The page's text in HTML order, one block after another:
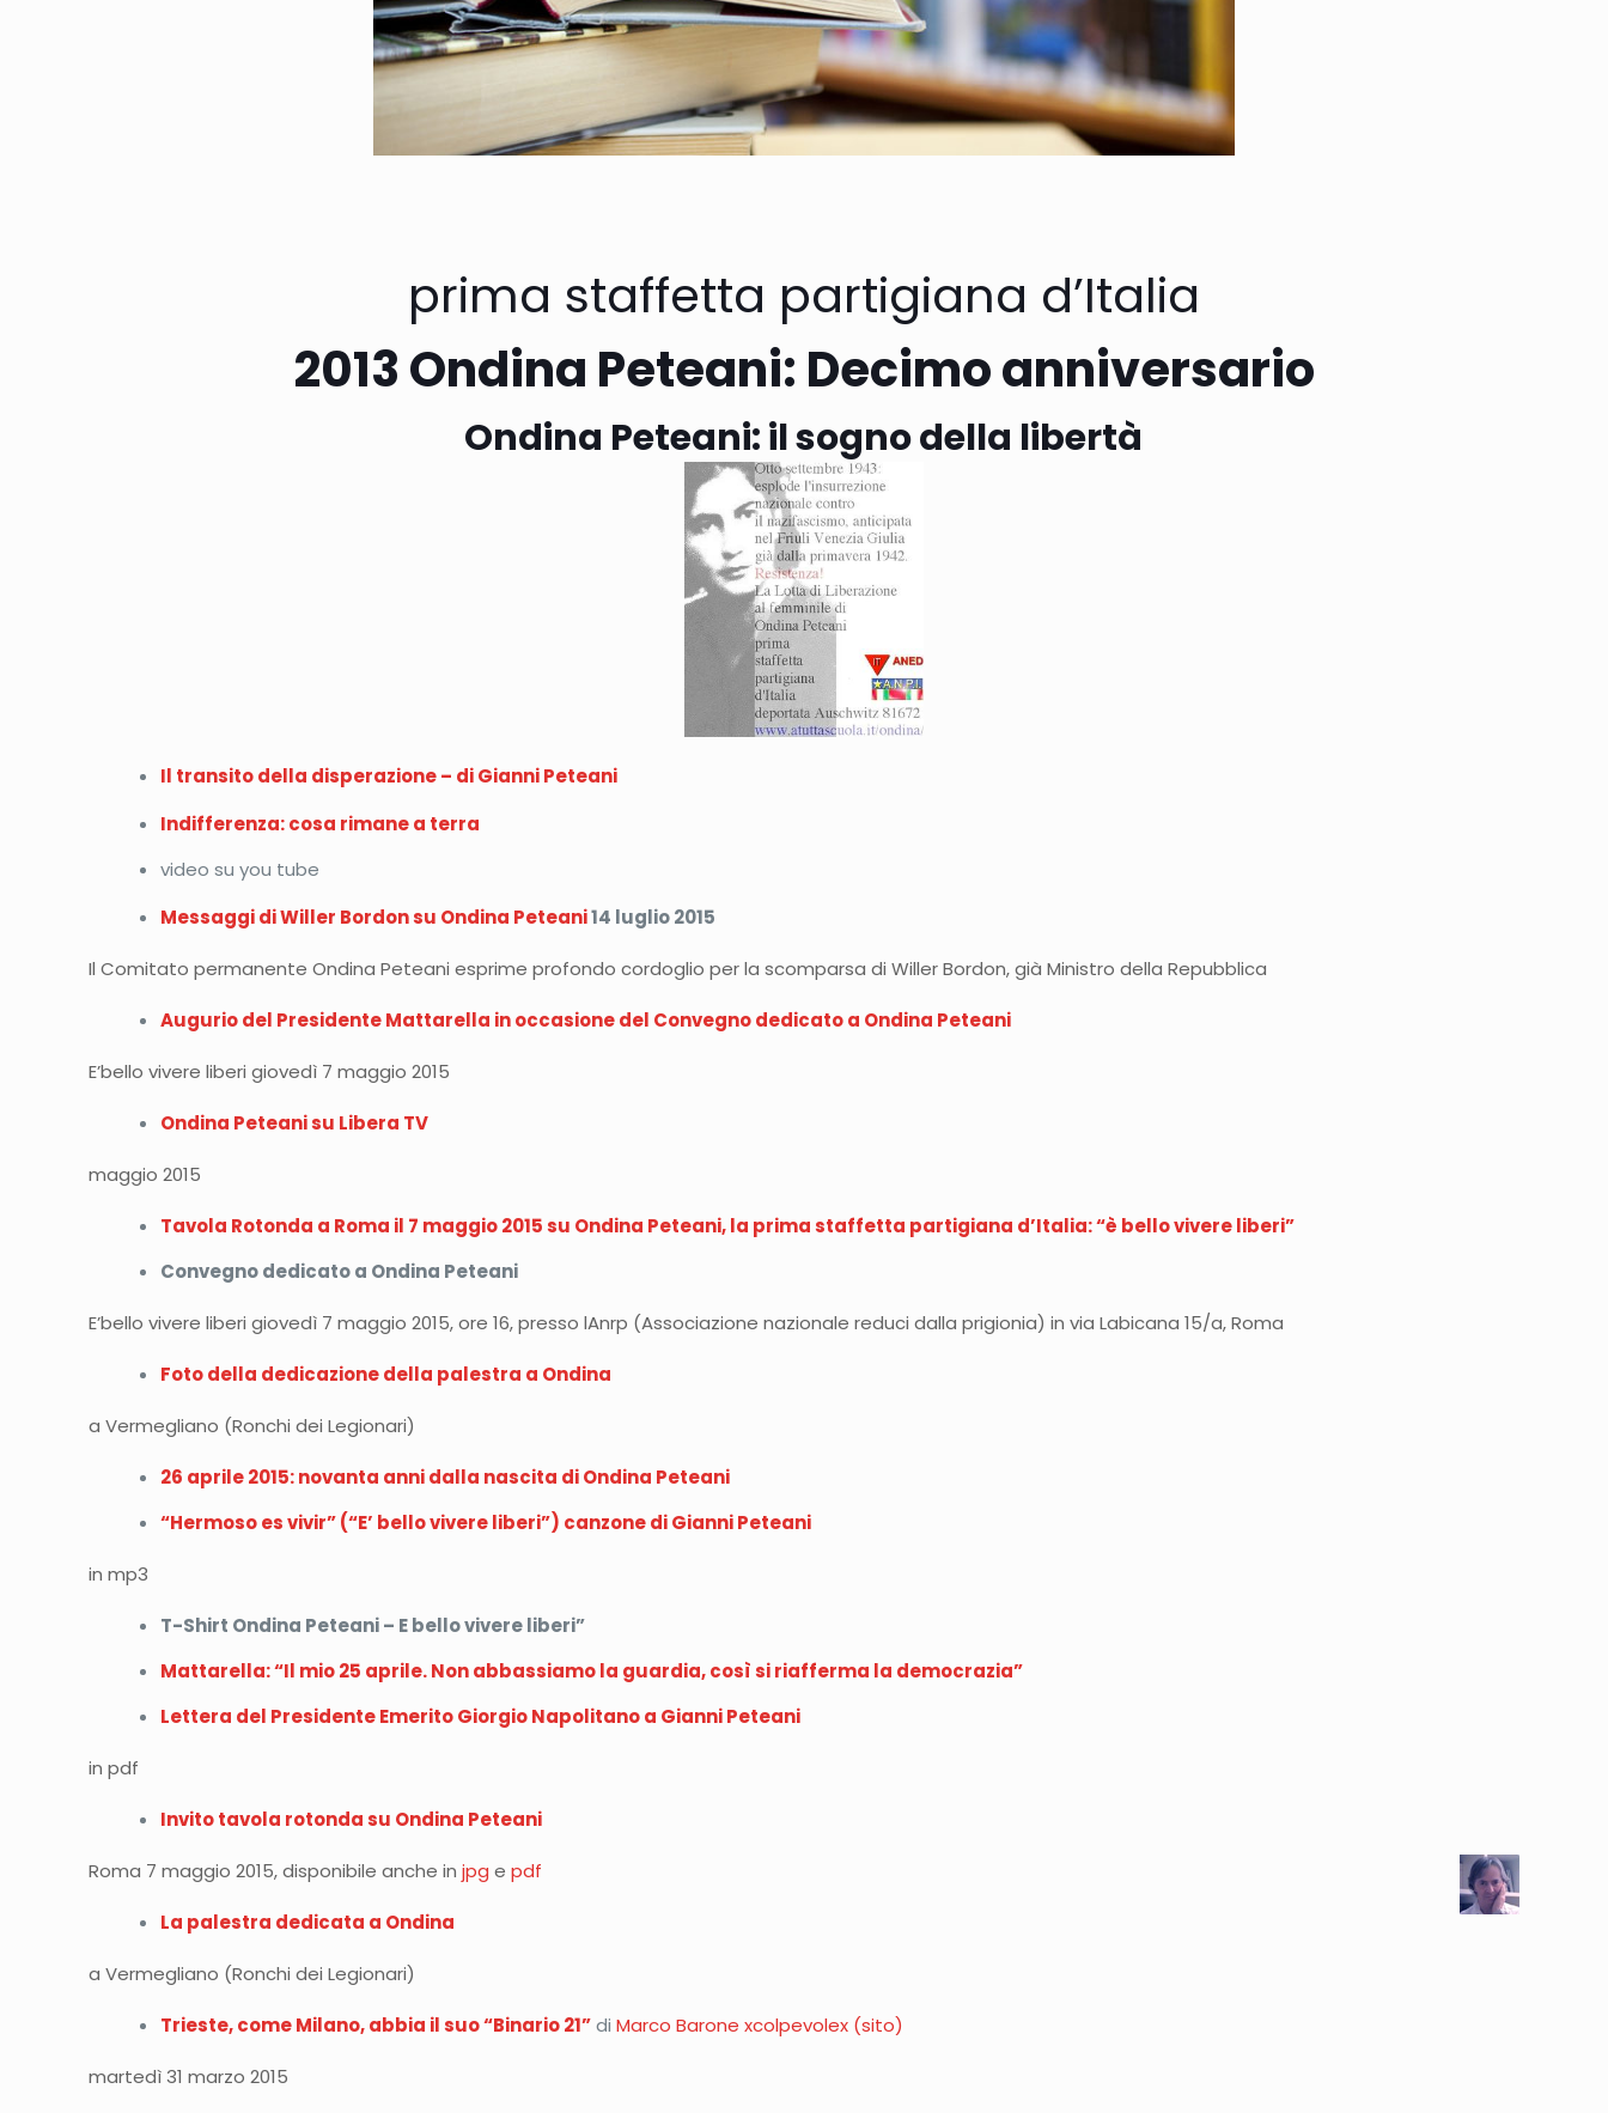
prima staffetta partigiana d’Italia
2013Ondina Peteani: Decimo anniversario
Ondina Peteani: il sogno della libertà
Il transito della disperazione – di Gianni Peteani
Indifferenza: cosa rimane a terra
video su you tube
Messaggi di Willer Bordon su Ondina Peteani14 luglio 2015
Il Comitato permanente Ondina Peteani esprime profondo cordoglio per la scomparsa di Willer Bordon, già Ministro della Repubblica
Augurio del Presidente Mattarella in occasione del Convegno dedicato a Ondina Peteani
E’bello vivere liberi giovedì 7 maggio 2015
Ondina Peteani su Libera TV
maggio 2015
Tavola Rotonda a Roma il 7 maggio 2015 su Ondina Peteani, la prima staffetta partigiana d’Italia: “è bello vivere liberi”
Convegno dedicato a Ondina Peteani
E’bello vivere liberi giovedì 7 maggio 2015, ore 16, presso lAnrp (Associazione nazionale reduci dalla prigionia) in via Labicana 15/a, Roma
Foto della dedicazione della palestra a Ondina
a Vermegliano (Ronchi dei Legionari)
26 aprile 2015: novanta anni dalla nascita di Ondina Peteani
“Hermoso es vivir” (“E’ bello vivere liberi”) canzone di Gianni Peteani
in mp3
T-Shirt Ondina Peteani – E bello vivere liberi”
Mattarella: “Il mio 25 aprile. Non abbassiamo la guardia, così si riafferma la democrazia”
Lettera del Presidente Emerito Giorgio Napolitano a Gianni Peteani
in pdf
Invito tavola rotonda su Ondina Peteani
Roma 7 maggio 2015, disponibile anche injpg epdf
La palestra dedicata a Ondina
a Vermegliano (Ronchi dei Legionari)
Trieste, come Milano, abbia il suo “Binario 21”diMarco Barone xcolpevolex (sito)
martedì 31 marzo 2015